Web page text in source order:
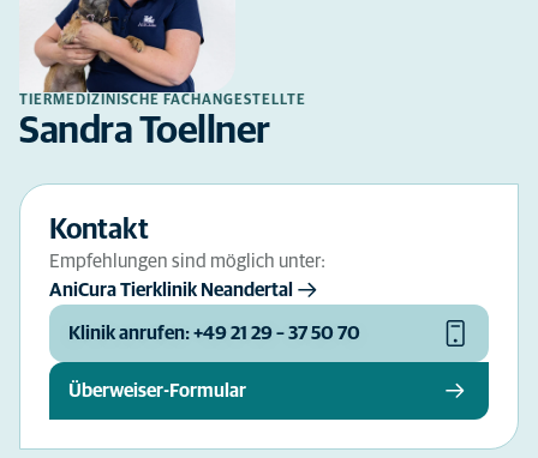
TIERMEDIZINISCHE FACHANGESTELLTE
Sandra Toellner
Kontakt
Empfehlungen sind möglich unter:
AniCura Tierklinik Neandertal
Klinik anrufen: +49 21 29 – 37 50 70
Überweiser-Formular